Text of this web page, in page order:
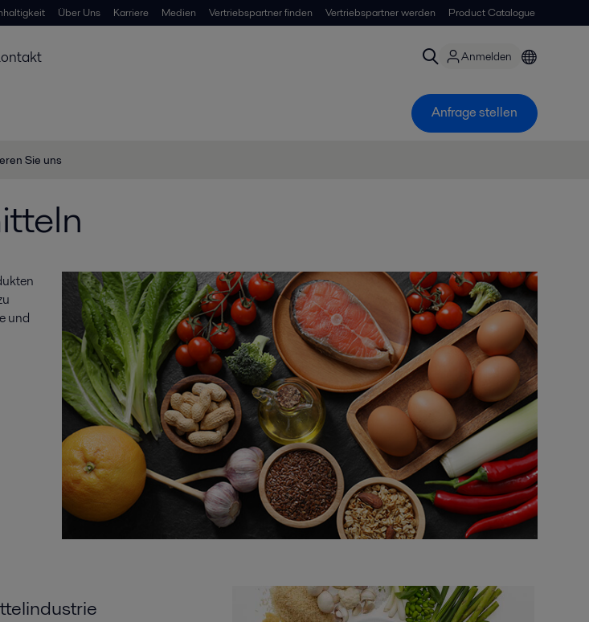
Über Uns Karriere Medien Vertriebspartner finden Vertriebspartner werden Product Catalogue
Anmelden
Anfrage stellen
Sie uns
und